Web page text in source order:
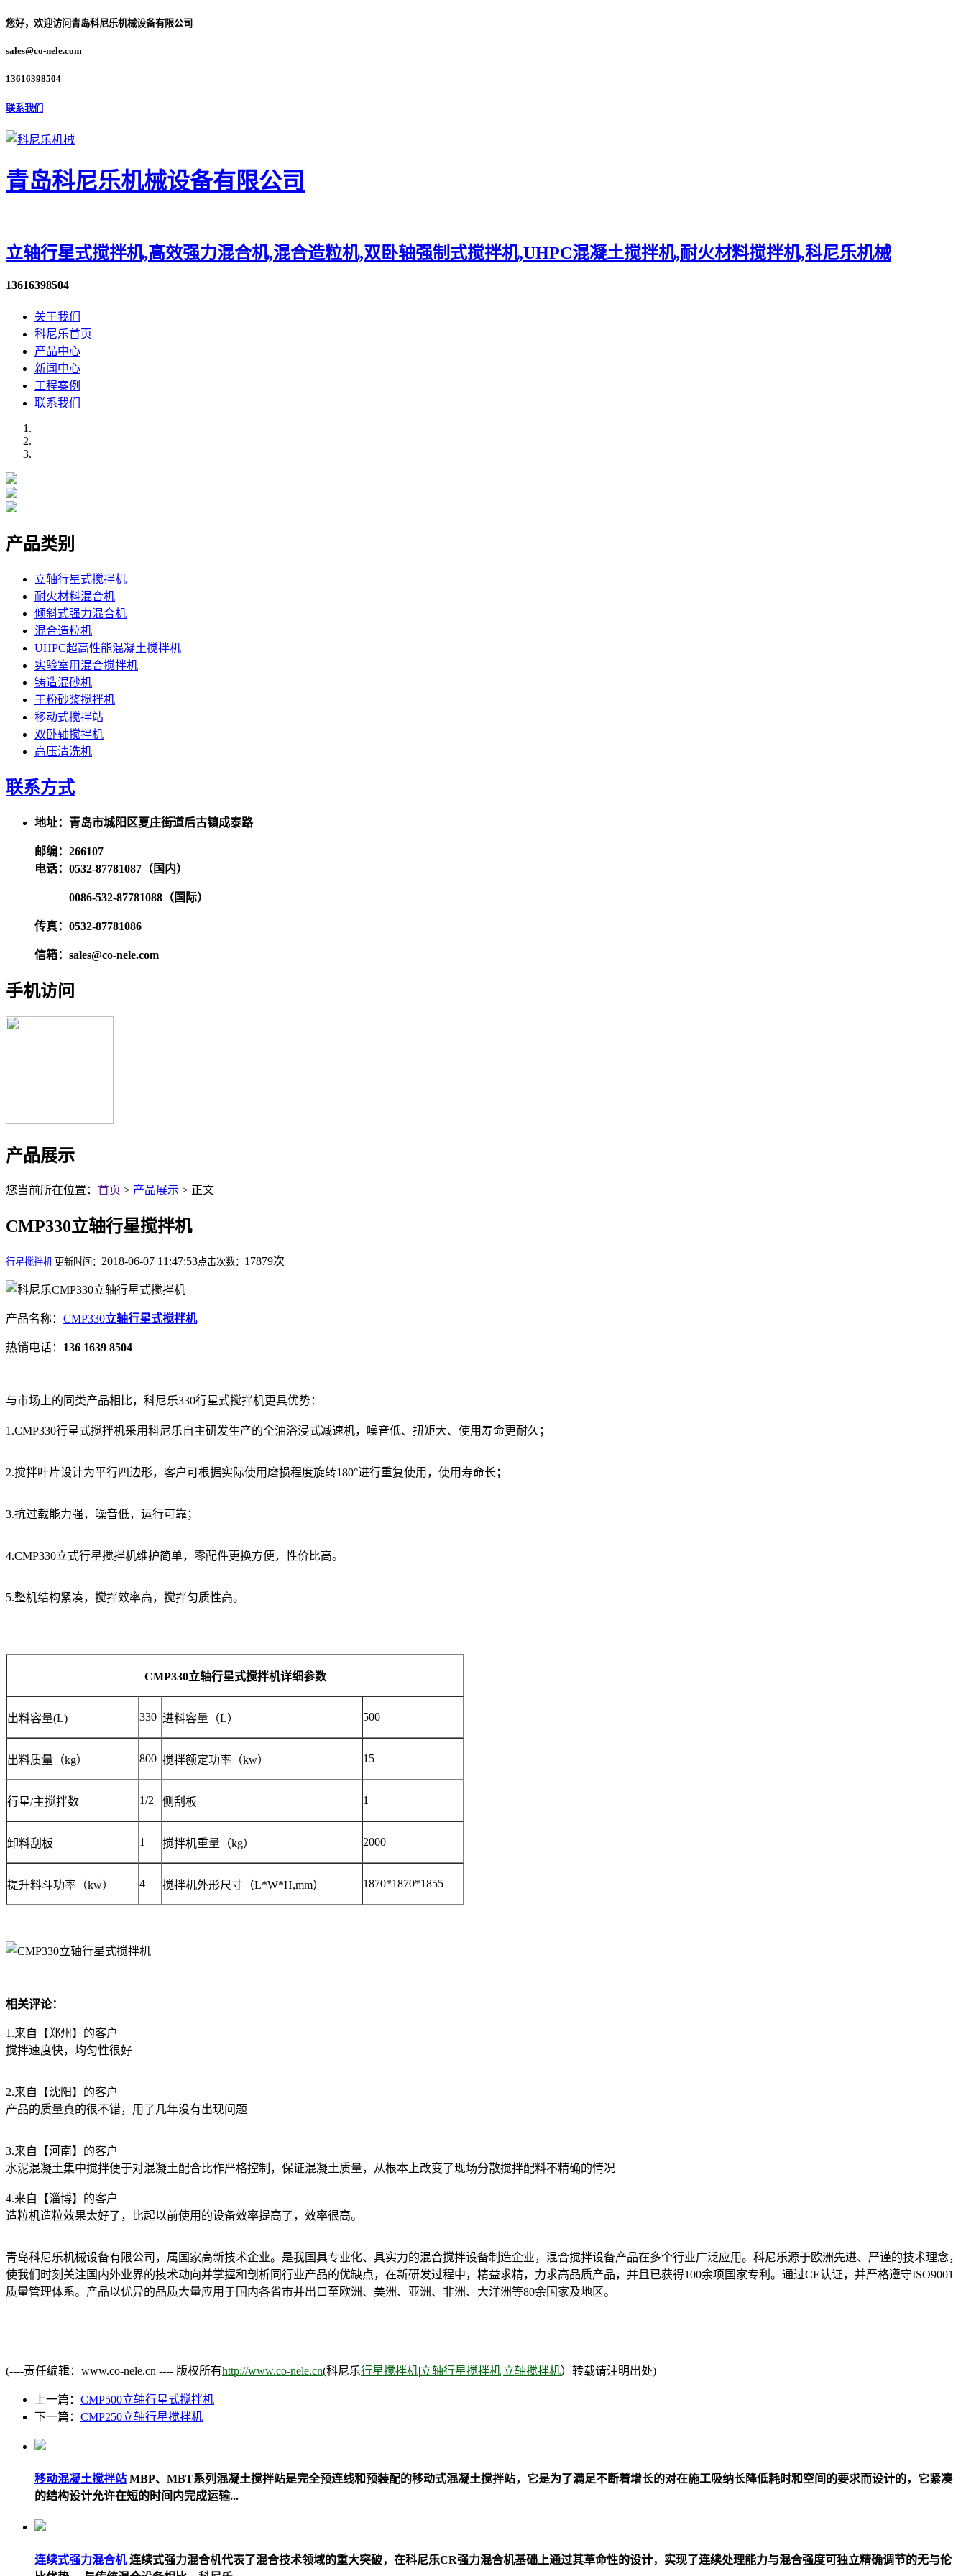
您好，欢迎访问青岛科尼乐机械设备有限公司
sales@co-nele.com
13616398504
联系我们
青岛科尼乐机械设备有限公司
立轴行星式搅拌机,高效强力混合机,混合造粒机,双卧轴强制式搅拌机,UHPC混凝土搅拌机,耐火材料搅拌机,科尼乐机械
13616398504
关于我们
科尼乐首页
产品中心
新闻中心
工程案例
联系我们
产品类别
立轴行星式搅拌机
耐火材料混合机
倾斜式强力混合机
混合造粒机
UHPC超高性能混凝土搅拌机
实验室用混合搅拌机
铸造混砂机
干粉砂浆搅拌机
移动式搅拌站
双卧轴搅拌机
高压清洗机
联系方式
地址：青岛市城阳区夏庄街道后古镇成泰路
邮编：266107
电话：0532-87781087（国内）
0086-532-87781088（国际）
传真：0532-87781086
信箱：sales@co-nele.com
手机访问
产品展示
您当前所在位置： 首页 > 产品展示 > 正文
CMP330立轴行星搅拌机
行星搅拌机 更新时间： 2018-06-07 11:47:53点击次数： 17879次
产品名称： CMP330立轴行星式搅拌机
热销电话： 136 1639 8504
与市场上的同类产品相比，科尼乐330行星式搅拌机更具优势：
1.CMP330行星式搅拌机采用科尼乐自主研发生产的全油浴浸式减速机，噪音低、扭矩大、使用寿命更耐久；
2.搅拌叶片设计为平行四边形，客户可根据实际使用磨损程度旋转180°进行重复使用，使用寿命长；
3.抗过载能力强，噪音低，运行可靠；
4.CMP330立式行星搅拌机维护简单，零配件更换方便，性价比高。
5.整机结构紧凑，搅拌效率高，搅拌匀质性高。
CMP330立轴行星式搅拌机详细参数
出料容量(L) 330 进料容量（L） 500
出料质量（kg） 800 搅拌额定功率（kw） 15
行星/主搅拌数 1/2 侧刮板 1
卸料刮板 1 搅拌机重量（kg） 2000
提升料斗功率（kw） 4 搅拌机外形尺寸（L*W*H,mm） 1870*1870*1855
相关评论：
1.来自【郑州】的客户
搅拌速度快，均匀性很好
2.来自【沈阳】的客户
产品的质量真的很不错，用了几年没有出现问题
3.来自【河南】的客户
水泥混凝土集中搅拌便于对混凝土配合比作严格控制，保证混凝土质量，从根本上改变了现场分散搅拌配料不精确的情况
4.来自【淄博】的客户
造粒机造粒效果太好了，比起以前使用的设备效率提高了，效率很高。
青岛科尼乐机械设备有限公司，属 国家高新技术企业。是我国具专业化、具实力的混合搅拌设备制造企业，混合搅拌设备产品在多个行业广泛应用。科尼乐源于欧洲先进、严谨的技术理念，
使我们时刻关注国内外业界的技术动向并掌握和剖析同行业产品的优缺点，在新研发过程中，精益求精，力求高品质产品，并且已获得100余项国家专利。通过CE认证，并严格遵守ISO9001
质量管理体系。产品以优异的品质大量应用于国内各省市并出口至欧洲、美洲、亚洲、非洲、大洋洲等80余国家及地区。
(----责任编辑：www.co-nele.cn ---- 版权所有http://www.co-nele.cn(科尼乐行星搅拌机|立轴行星搅拌机|立轴搅拌机）转载请注明出处)
上一篇： CMP500立轴行星式搅拌机
下一篇： CMP250立轴行星搅拌机
移动混凝土搅拌站 MBP、MBT系列混凝土搅拌站是完全预连线和预装配的移动式混凝土搅拌站，它是为了满足不断着增长的对在施工吸纳长降低耗时和空间的要求而设计的，它紧凑
的结构设计允许在短的时间内完成运输...
连续式强力混合机连续式强力混合机代表了混合技术领域的重大突破，在科尼乐CR强力混合机基础上通过其革命性的设计，实现了连续处理能力与混合强度可独立精确调节的无与伦